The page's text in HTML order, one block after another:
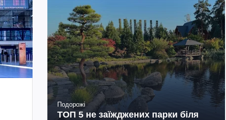
Подорожі
ТОП 5 не заїжджених парки біля